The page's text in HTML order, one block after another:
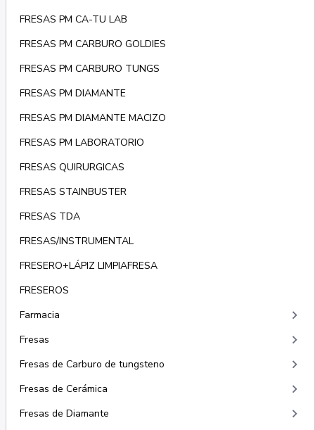
FRESAS PM CA-TU LAB
FRESAS PM CARBURO GOLDIES
FRESAS PM CARBURO TUNGS
FRESAS PM DIAMANTE
FRESAS PM DIAMANTE MACIZO
FRESAS PM LABORATORIO
FRESAS QUIRURGICAS
FRESAS STAINBUSTER
FRESAS TDA
FRESAS/INSTRUMENTAL
FRESERO+LÁPIZ LIMPIAFRESA
FRESEROS
Farmacia
keyboard_arrow_right
Fresas keyboard_arrow_right
Fresas de Carburo de tungsteno keyboard_arrow_right
Fresas de Cerámica keyboard_arrow_right
Fresas de Diamante keyboard_arrow_right